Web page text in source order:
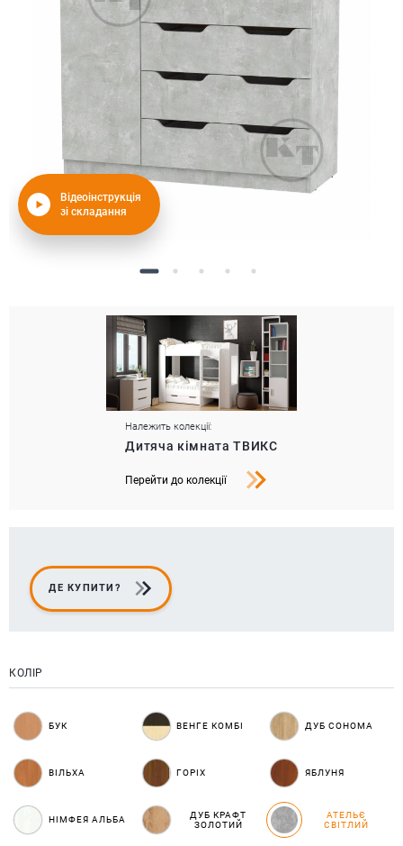
Відеоінструкція
зі складання
Належить колекції:
Дитяча кімната ТВИКС
Перейти до колекції
ДЕ КУПИТИ?
КОЛІР
БУК ВЕНГЕ КОМБІ ДУБ СОНОМА
ВІЛЬХА ГОРІХ ЯБЛУНЯ
НІМФЕЯ АЛЬБА
ДУБ КРАФТ
ЗОЛОТИЙ
АТЕЛЬЄ
СВІТЛИЙ